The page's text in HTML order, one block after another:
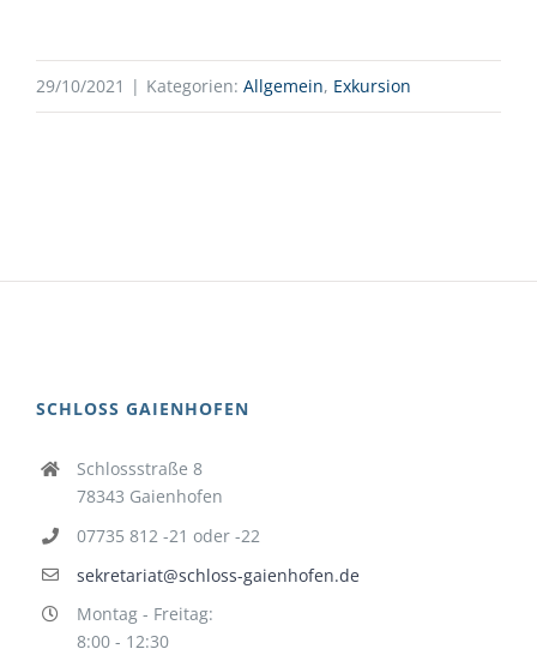
29/10/2021 | Kategorien: Allgemein, Exkursion
SCHLOSS GAIENHOFEN
Schlossstraße 8
78343 Gaienhofen
07735 812 -21 oder -22
sekretariat@schloss-gaienhofen.de
Montag - Freitag:
8:00 - 12:30